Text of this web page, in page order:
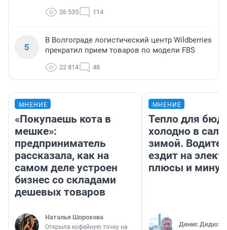
26 535 114
5
В Волгограде логистический центр Wildberries
прекратил прием товаров по модели FBS
22 814 48
МНЕНИЕ
«Покупаешь кота в
мешке»:
предприниматель
рассказала, как на
самом деле устроен
бизнес со складами
дешевых товаров
Наталья Шорохова
Открыла кофейную точку на
МНЕНИЕ
Тепло для
холодно в
зимой.
ездит на
плюсы и
Денис